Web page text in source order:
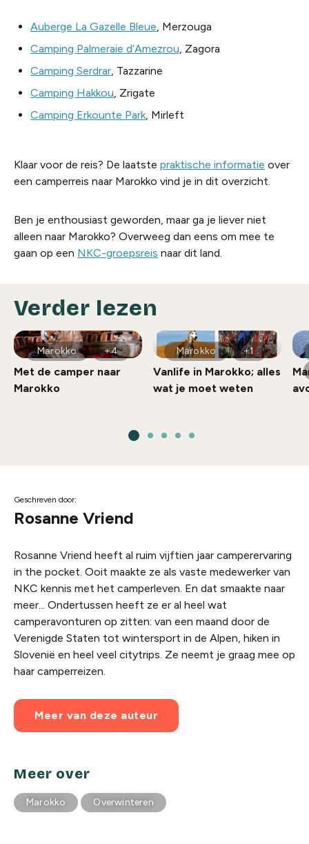
Auberge La Gazelle Bleue, Merzouga
Camping Palmeraie d’Amezrou, Zagora
Camping Serdrar, Tazzarine
Camping Hakkou, Zrigate
Camping Erkounte Park, Mirleft
Klaar voor de reis? De laatste praktische informatie over
een camperreis naar Marokko vind je in dit overzicht.
Ben je enthousiast geworden, maar ga je liever niet
alleen naar Marokko? Overweeg dan eens om mee te
gaan op een NKC-groepsreis naar dit land.
Verder lezen
Marokko +4
Met de camper naar
Marokko
Marokko +1
Vanlife in Marokko; alles
wat je moet weten
Geschreven door:
Rosanne Vriend
Rosanne Vriend heeft al ruim vijftien jaar camperervaring
in the pocket. Ooit maakte ze als vaste medewerker van
NKC kennis met het camperleven. En dat smaakte naar
meer... Ondertussen heeft ze er al heel wat
camperavonturen op zitten: van een maand door de
Verenigde Staten tot wintersport in de Alpen, hiken in
Slovenië en heel veel citytrips. Ze neemt je graag mee op
haar camperreizen.
Meer van deze auteur
Meer over
Marokko Overwinteren